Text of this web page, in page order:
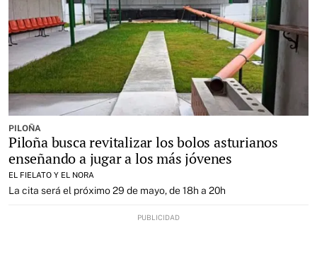
PILOÑA
Piloña busca revitalizar los bolos asturianos
enseñando a jugar a los más jóvenes
EL FIELATO Y EL NORA
La cita será el próximo 29 de mayo, de 18h a 20h